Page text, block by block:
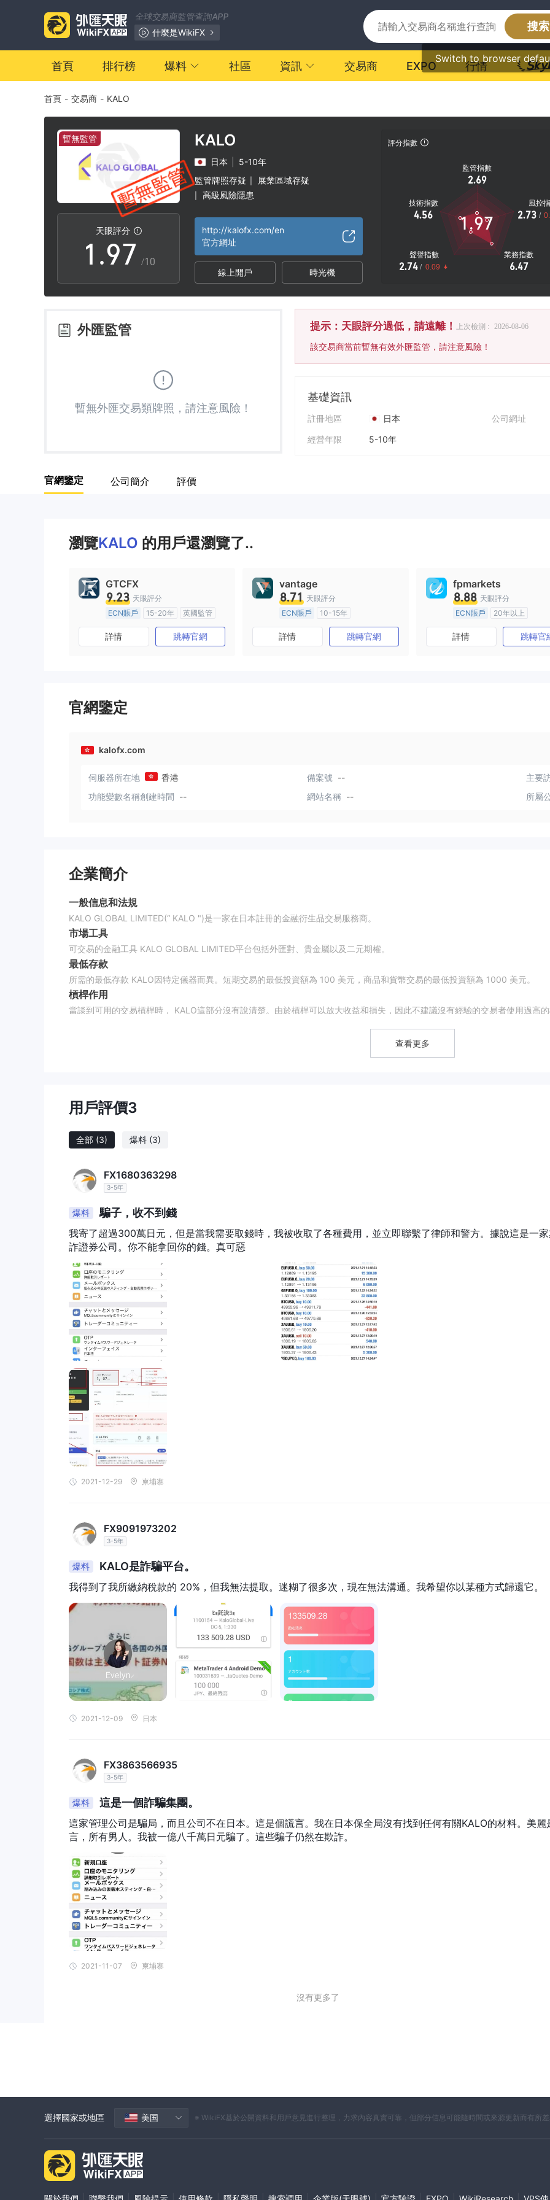
全球交易商監管查詢APP
什麼是WikiFX
搜索
Switch to browser
首頁 排行榜 爆料 社區 資訊 交易商 EXPO 行情
首頁 - 交易商 - KALO
暫無監管
天眼評分
0
1
2
3
5
7
8
9
.
3
4
5
7
8
9
1
2
3
5
6
7
8
9
/10
KALO
日本
5-10年
監管牌照存疑
展業區域存疑
高級風險隱患
http://kalofx.com/en
官方網址
線上開戶 時光機
評分指數
監管指數
2.69
技術指數
4.56
聲譽指數
2.74 / 0.09
業務指數
6.47
風控
2.73 /
1.97
外匯監管
暫無外匯交易類牌照，請注意風險！
提示：天眼評分過低，請遠離！ 上次檢測 : 2026-08-06
該交易商當前暫無有效外匯監管，請注意風險！
基礎資訊
註冊地區
日本
經營年限
5-10年
公司網址
官網鑒定 公司簡介 評價
瀏覽KALO 的用戶還瀏覽了..
GTCFX
9.23 天眼評分
ECN賬戶
15-20年
英國監管
全牌照 (MM)
主標MT4
詳情 跳轉官網
vantage
8.71 天眼評分
ECN賬戶
10-15年
澳大利亞監管
全牌照 (MM)
主標MT4
詳情 跳轉官網
fpmarkets
8.88 天眼評分
ECN賬戶
20年以上
澳大利亞監管
全牌照
主標MT4
詳情 跳轉官
官網鑒定
kalofx.com
伺服器所在地 香港 備案號 --
主要
功能變數名稱創建時間 -- 網站名稱 -- 所屬
企業簡介
一般信息和法規
KALO GLOBAL LIMITED(“ KALO ")是一家在日本註冊的金融衍生品交易服務商。
市場工具
可交易的金融工具 KALO GLOBAL LIMITED平台包括外匯對、貴金屬以及二元期權。
最低存款
所需的最低存款 KALO因特定儀器而異。短期交易的最低投資額為 100 美元，商品和貨幣交易的最低投資額為 1000 美元。
槓桿作用
當談到可用的交易槓桿時， KALO這部分沒有說清楚。由於槓桿可以放大收益和損失，因此不建議沒有經驗的交易者使用過高
析。允許各類訂單進行交易靈活管理。
存取款
KALO支持銀聯網上銀行服務，供交易者入金。 KALO目前支持中國商業銀行、中國建設銀行、中國農業銀行、招商銀行等一系
國銀行供交易者取款。
查看更多
用戶評價3
全部 (3) 爆料 (3)
FX1680363298
3-5年
爆料 騙子，收不到錢
我寄了超過300萬日元，但是當我需要取錢時，我被收取了各種費用，並立即聯繫了律師和警方。據說這是一
詐證券公司。你不能拿回你的錢。真可惡
2021-12-29 柬埔寨
FX9091973202
3-5年
爆料 KALO是詐騙平台。
我得到了我所繳納稅款的 20%，但我無法提取。迷糊了很多次，現在無法溝通。我希望你以某種方式歸還它。
2021-12-09 日本
FX3863566935
3-5年
爆料 這是一個詐騙集團。
這家管理公司是騙局，而且公司不在日本。這是個謊言。我在日本保全局沒有找到任何有關KALO的材料。美麗
言，所有男人。我被一億八千萬日元騙了。這些騙子仍然在欺詐。
2021-11-07 柬埔寨
沒有更多了
選擇國家或地區 美国 ※ WikiFX基於公開資料和用戶意見進行整理，力求內容真實可靠，但部分信息可能隨時間或來源更新而有所